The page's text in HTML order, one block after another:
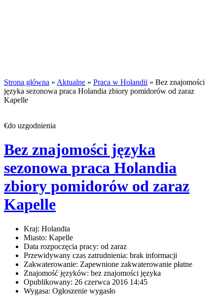
Strona główna » Aktualne » Praca w Holandii » Bez znajomości
języka sezonowa praca Holandia zbiory pomidorów od zaraz
Kapelle
€do uzgodnienia
Bez znajomości języka
sezonowa praca Holandia
zbiory pomidorów od zaraz
Kapelle
Kraj: Holandia
Miasto: Kapelle
Data rozpoczęcia pracy: od zaraz
Przewidywany czas zatrudnienia: brak informacji
Zakwaterowanie: Zapewnione zakwaterowanie płatne
Znajomość języków: bez znajomości języka
Opublikowany: 26 czerwca 2016 14:45
Wygasa: Ogłoszenie wygasło